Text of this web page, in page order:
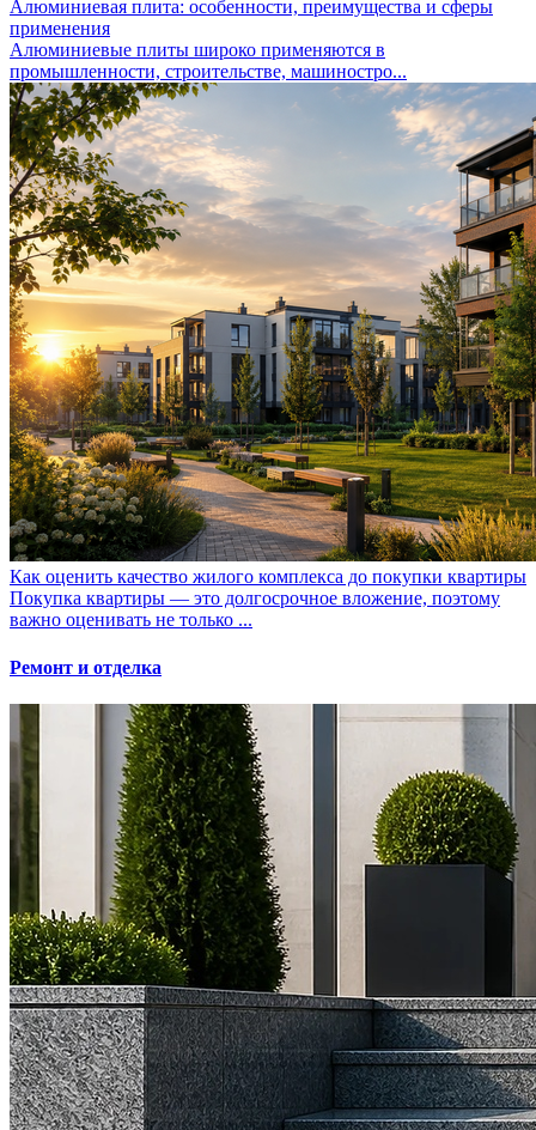
Алюминиевая плита: особенности, преимущества и сферы
применения
Алюминиевые плиты широко применяются в
промышленности, строительстве, машиностро...
Как оценить качество жилого комплекса до покупки квартиры
Покупка квартиры — это долгосрочное вложение, поэтому
важно оценивать не только ...
Ремонт и отделка